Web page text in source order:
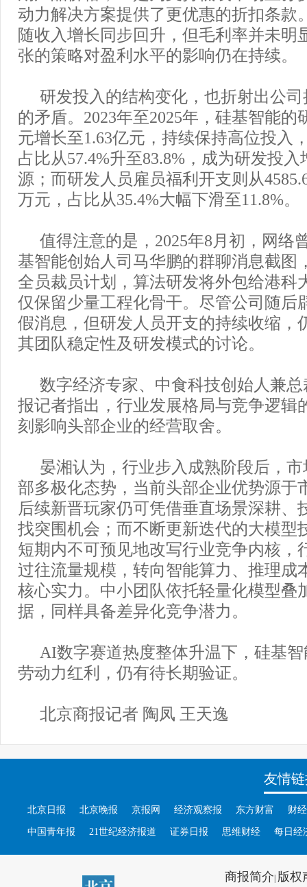
动力解决方案提供了更优惠的折扣条款
随收入增长同步回升，但毛利率并未明
张的策略对盈利水平的影响仍在持续。
研发投入的结构变化，也折射出公
的矛盾。2023年至2025年，硅基智能的
元增长至1.63亿元，持续保持高位投入
占比从57.4%升至83.8%，成为研发投
源；而研发人员雇员福利开支则从
万元，占比从35.4%大幅下滑至11.8%。
值得注意的是，2025年8月初，网络
基智能创始人司马华鹏的群聊消息截图
全员裁员计划，算法研发将外包给港科
仅保留少量工程化骨干。尽管公司随后
假消息，但研发人员开支的持续收缩，
其团队稳定性及研发模式的讨论。
数字经济专家、中食科技创始人兼
报记者指出，行业发展格局与竞争逻辑
刻影响头部企业的经营取舍。
晏湘认为，行业步入成熟阶段后，
部多极化态势，当前头部企业优势源于
后续新晋玩家仍可凭借垂直场景深耕、
找突围机会；而不断更新迭代的大模型
短期内不可预见地改写行业竞争内核，
过往流量规模，转向智能算力、推理成
核心实力。中小团队依托轻量化模型叠
据，同样具备差异化竞争潜力。
AI数字赛道热度整体升温下，硅基
劳动力红利，仍有待长期验证。
北京商报记者 陶凤 王天逸
友情
北京日报 北京晚报 京报网 经济观察报 东方财富 财
中国青年报 21世纪经济报道 证券日报 思维财经 每日经
商报简介 版权